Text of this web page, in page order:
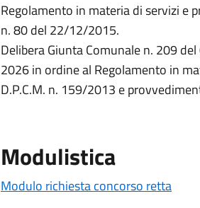
Regolamento in materia di servizi e
n. 80 del 22/12/2015.
Delibera Giunta Comunale n. 209
2026 in ordine al Regolamento in
D.P.C.M. n. 159/2013 e
Modulistica
Modulo richiesta concorso retta